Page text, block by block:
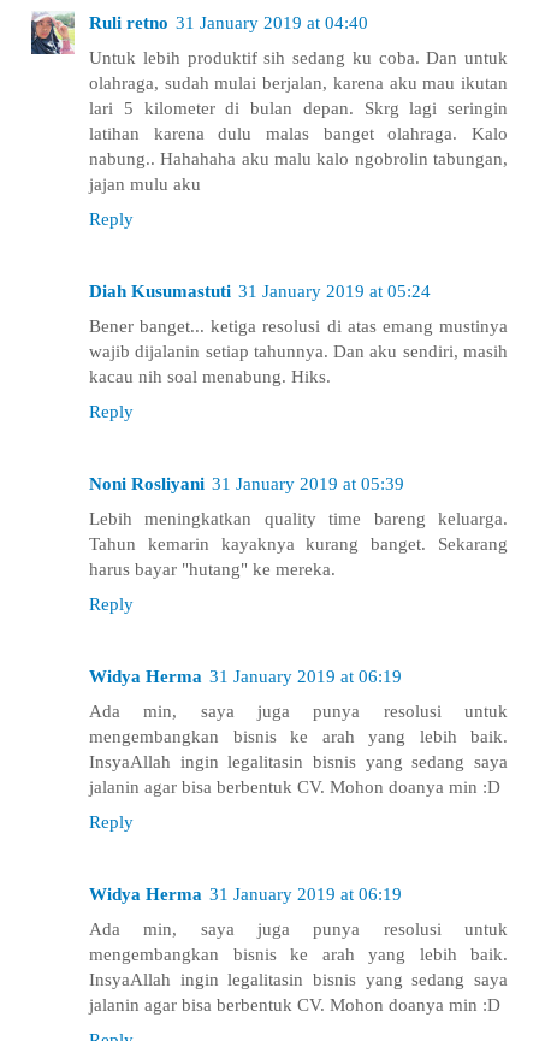
Ruli retno 31 January 2019 at 04:40
Untuk lebih produktif sih sedang ku coba. Dan untuk
olahraga, sudah mulai berjalan, karena aku mau ikutan
lari 5 kilometer di bulan depan. Skrg lagi seringin
latihan karena dulu malas banget olahraga. Kalo
nabung.. Hahahaha aku malu kalo ngobrolin tabungan,
jajan mulu aku
Reply
Diah Kusumastuti 31 January 2019 at 05:24
Bener banget... ketiga resolusi di atas emang mustinya
wajib dijalanin setiap tahunnya. Dan aku sendiri, masih
kacau nih soal menabung. Hiks.
Reply
Noni Rosliyani 31 January 2019 at 05:39
Lebih meningkatkan quality time bareng keluarga.
Tahun kemarin kayaknya kurang banget. Sekarang
harus bayar "hutang" ke mereka.
Reply
Widya Herma 31 January 2019 at 06:19
Ada min, saya juga punya resolusi untuk
mengembangkan bisnis ke arah yang lebih baik.
InsyaAllah ingin legalitasin bisnis yang sedang saya
jalanin agar bisa berbentuk CV. Mohon doanya min :D
Reply
Widya Herma 31 January 2019 at 06:19
Ada min, saya juga punya resolusi untuk
mengembangkan bisnis ke arah yang lebih baik.
InsyaAllah ingin legalitasin bisnis yang sedang saya
jalanin agar bisa berbentuk CV. Mohon doanya min :D